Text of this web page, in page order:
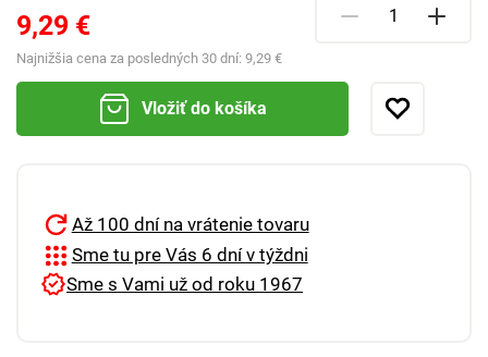
9,29 €
Najnižšia cena za posledných 30 dní: 9,29 €
Vložiť do košíka
Až 100 dní na vrátenie tovaru
Sme tu pre Vás 6 dní v týždni
Sme s Vami už od roku 1967